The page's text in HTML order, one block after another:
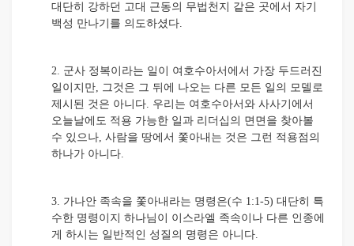
대단히 강하던 고대 근동의 무법천지 같은 곳에서 자기
백성 만나기를 의도하셨다.
2. 군사 정복이라는 일이 여호수아서에서 가장 두드러진
일이지만, 그것은 그 뒤에 나오는 다른 모든 일의 모델로
제시된 것은 아니다. 우리는 여호수아서와 사사기에서
오늘날에도 적용 가능한 일과 리더십의 면면을 찾아볼
수 있으나, 사람을 땅에서 쫓아내는 것은 그런 적용점의
하나가 아니다.
3. 가나안 족속을 쫓아내라는 명령은(수 1:1-5) 대단히 특
수한 명령이지 하나님이 이스라엘 족속이나 다른 인종에
게 하시는 일반적인 성질의 명령은 아니다.